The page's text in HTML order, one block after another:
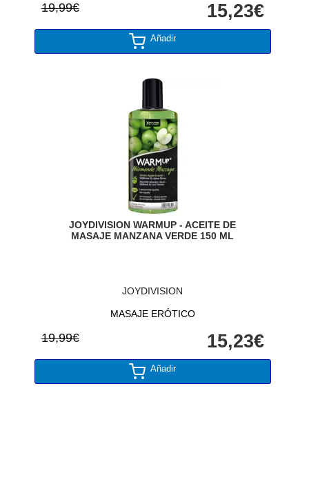
19,99€ 15,23€
Añadir
JOYDIVISION WARMUP - ACEITE DE
MASAJE MANZANA VERDE 150 ML
JOYDIVISION
MASAJE ERÓTICO
19,99€ 15,23€
Añadir